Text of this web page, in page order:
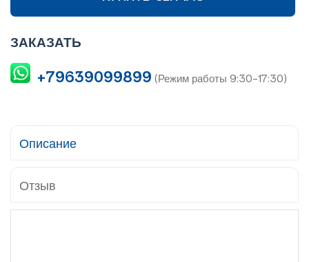
ЗАКАЗАТЬ
+79639099899 (Режим работы 9:30-17:30)
Описание
Отзыв